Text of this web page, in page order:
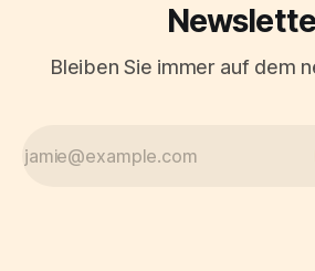
Bleiben Sie immer auf dem